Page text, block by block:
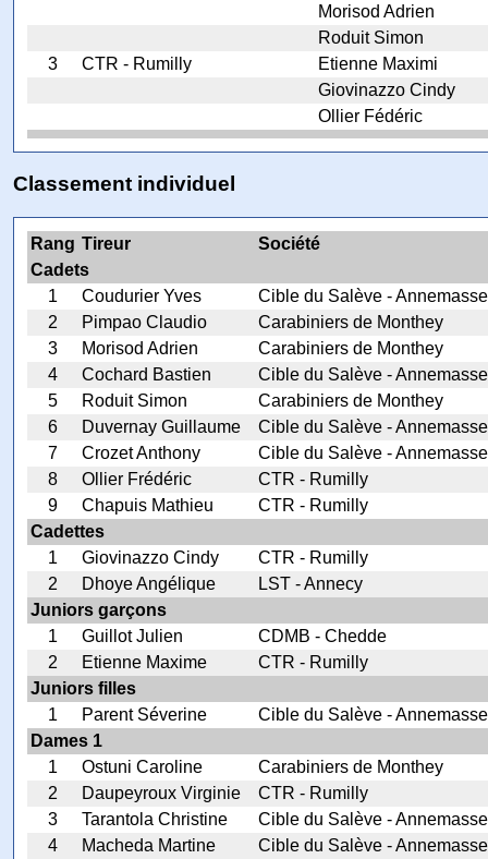
Morisod Adrien
Roduit Simon
3
CTR - Rumilly
Etienne Maximi
Giovinazzo Cindy
Ollier Fédéric
Classement individuel
Rang Tireur
Société
Cadets
1
Coudurier Yves
Cible du Salève - Annemasse
2
Pimpao Claudio
Carabiniers de Monthey
3
Morisod Adrien
Carabiniers de Monthey
4
Cochard Bastien
Cible du Salève - Annemasse
5
Roduit Simon
Carabiniers de Monthey
6
Duvernay Guillaume
Cible du Salève - Annemasse
7
Crozet Anthony
Cible du Salève - Annemasse
8
Ollier Frédéric
CTR - Rumilly
9
Chapuis Mathieu
CTR - Rumilly
Cadettes
1
Giovinazzo Cindy
CTR - Rumilly
2
Dhoye Angélique
LST - Annecy
Juniors garçons
1
Guillot Julien
CDMB - Chedde
2
Etienne Maxime
CTR - Rumilly
Juniors filles
1
Parent Séverine
Cible du Salève - Annemasse
Dames 1
1
Ostuni Caroline
Carabiniers de Monthey
2
Daupeyroux Virginie
CTR - Rumilly
3
Tarantola Christine
Cible du Salève - Annemasse
4
Macheda Martine Cible du Salève - Annemasse